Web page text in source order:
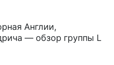
Англии,
— обзор группы L